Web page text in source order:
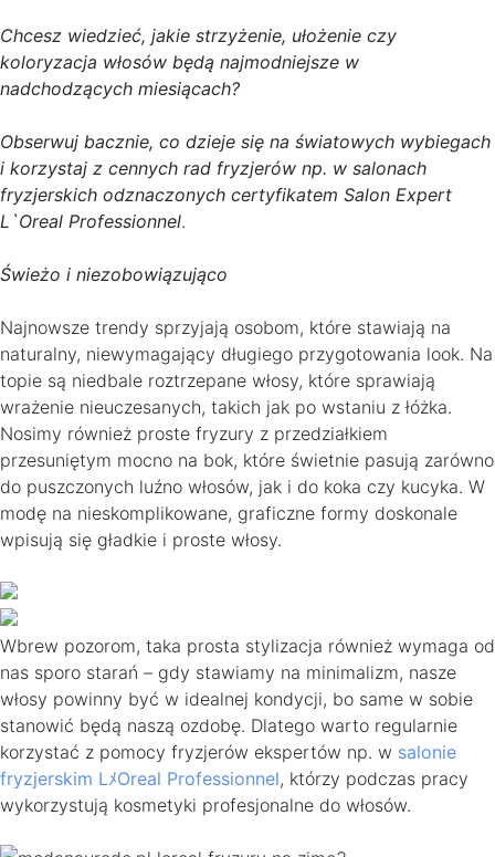
Chcesz wiedzieć, jakie strzyżenie, ułożenie czy
koloryzacja włosów będą najmodniejsze w
nadchodzących miesiącach?
Obserwuj bacznie, co dzieje się na światowych wybiegach
i korzystaj z cennych rad fryzjerów np. w salonach
fryzjerskich odznaczonych certyfikatem Salon Expert
L`Oreal Professionnel.
Świeżo i niezobowiązująco
Najnowsze trendy sprzyjają osobom, które stawiają na
naturalny, niewymagający długiego przygotowania look. Na
topie są niedbale roztrzepane włosy, które sprawiają
wrażenie nieuczesanych, takich jak po wstaniu z łóżka.
Nosimy również proste fryzury z przedziałkiem
przesuniętym mocno na bok, które świetnie pasują zarówno
do puszczonych luźno włosów, jak i do koka czy kucyka. W
modę na nieskomplikowane, graficzne formy doskonale
wpisują się gładkie i proste włosy.
Wbrew pozorom, taka prosta stylizacja również wymaga od
nas sporo starań – gdy stawiamy na minimalizm, nasze
włosy powinny być w idealnej kondycji, bo same w sobie
stanowić będą naszą ozdobę. Dlatego warto regularnie
korzystać z pomocy fryzjerów ekspertów np. w salonie
fryzjerskim LﾒOreal Professionnel, którzy podczas pracy
wykorzystują kosmetyki profesjonalne do włosów.